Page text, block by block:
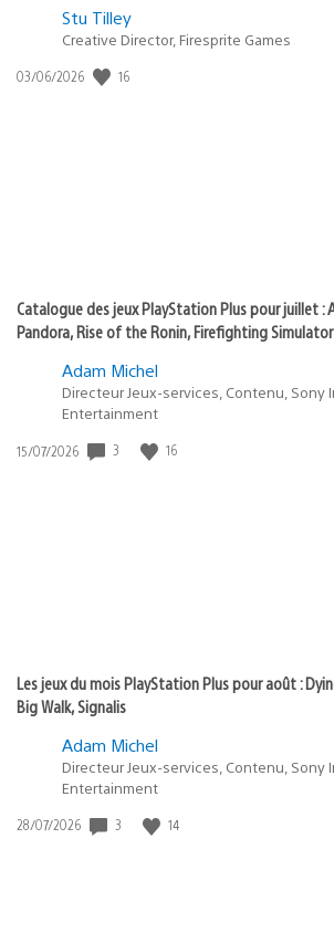
Postée
:
state
Stu Tilley
Creative Director, Firesprite Games
Date
03/06/2026 16
Catalogue des jeux PlayStation Plus pour juillet :
Pandora, Rise of the Ronin, Firefighting
Adam Michel
Directeur Jeux-services, Contenu, Sony
Entertainment
Date
15/07/2026 3 16
Les jeux du mois PlayStation Plus pour août :
Big Walk, Signalis
Adam Michel
Directeur Jeux-services, Contenu, Sony
Entertainment
Date
28/07/2026 3 14